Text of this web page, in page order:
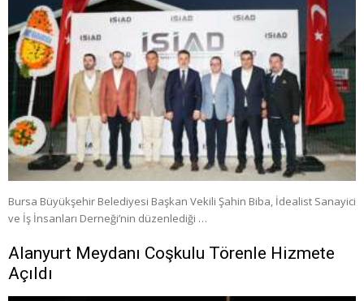
Bursa Büyükşehir Belediyesi Başkan Vekili Şahin Biba, İdealist Sanayici
ve İş İnsanları Derneği’nin düzenlediği …
Alanyurt Meydanı Coşkulu Törenle Hizmete
Açıldı